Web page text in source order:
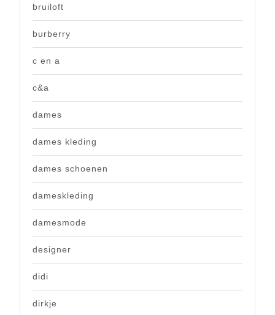
bruiloft
burberry
c en a
c&a
dames
dames kleding
dames schoenen
dameskleding
damesmode
designer
didi
dirkje